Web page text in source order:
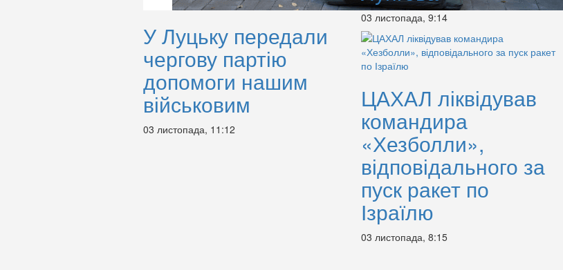
У Луцьку передали
чергову партію
допомоги нашим
військовим
03 листопада, 11:12
03 листопада, 9:14
ЦАХАЛ ліквідував
командира
«Хезболли»,
відповідального за
пуск ракет по
Ізраїлю
03 листопада, 8:15